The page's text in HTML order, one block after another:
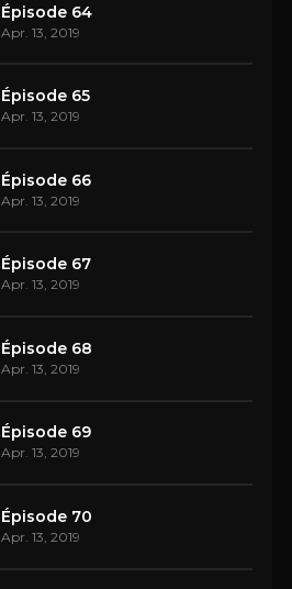
Épisode 64
Apr. 13, 2019
Épisode 65
Apr. 13, 2019
Épisode 66
Apr. 13, 2019
Épisode 67
Apr. 13, 2019
Épisode 68
Apr. 13, 2019
Épisode 69
Apr. 13, 2019
Épisode 70
Apr. 13, 2019